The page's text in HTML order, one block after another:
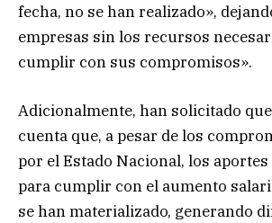
fecha, no se han realizado»,
empresas sin los recursos
cumplir con sus compromisos».
Adicionalmente, han solicitado
cuenta que, a pesar de los
por el Estado Nacional, los
para cumplir con el aumento
se han materializado, generando